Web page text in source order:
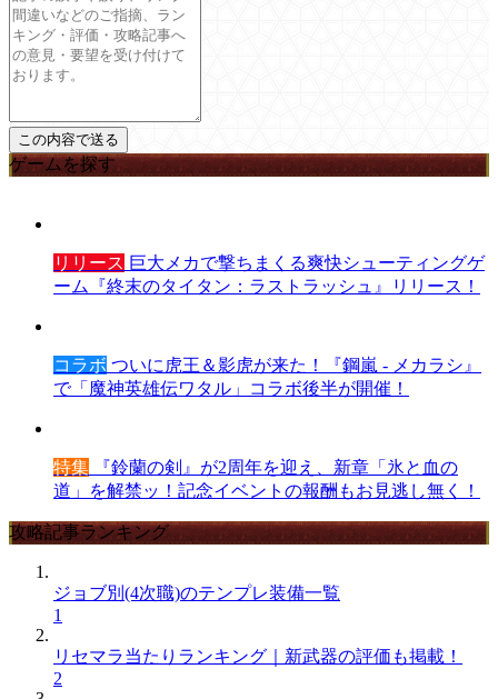
ゲームを探す
リリース 巨大メカで撃ちまくる爽快シューティングゲ
ーム『終末のタイタン：ラストラッシュ』リリース！
コラボ ついに虎王＆影虎が来た！『鋼嵐 - メカラシ』
で「魔神英雄伝ワタル」コラボ後半が開催！
特集 『鈴蘭の剣』が2周年を迎え、新章「氷と血の
道」を解禁ッ！記念イベントの報酬もお見逃し無く！
攻略記事ランキング
ジョブ別(4次職)のテンプレ装備一覧
1
リセマラ当たりランキング｜新武器の評価も掲載！
2